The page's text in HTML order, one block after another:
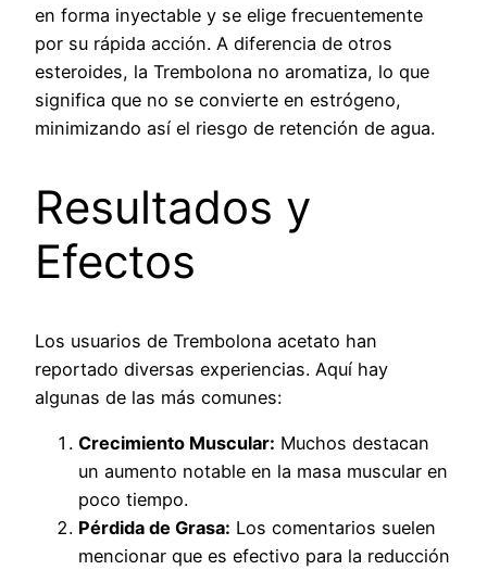
en forma inyectable y se elige frecuentemente
por su rápida acción. A diferencia de otros
esteroides, la Trembolona no aromatiza, lo que
significa que no se convierte en estrógeno,
minimizando así el riesgo de retención de agua.
Resultados y
Efectos
Los usuarios de Trembolona acetato han
reportado diversas experiencias. Aquí hay
algunas de las más comunes:
Crecimiento Muscular: Muchos destacan
un aumento notable en la masa muscular en
poco tiempo.
Pérdida de Grasa: Los comentarios suelen
mencionar que es efectivo para la reducción